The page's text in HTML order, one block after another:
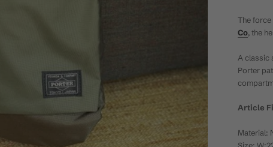
The
Co, the
A classic
Porter
Article
Material: